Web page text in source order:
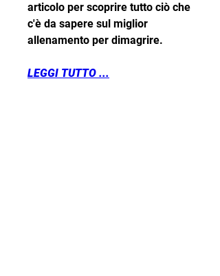
articolo per scoprire tutto ciò che
c'è da sapere sul miglior
allenamento per dimagrire.
LEGGI TUTTO ...